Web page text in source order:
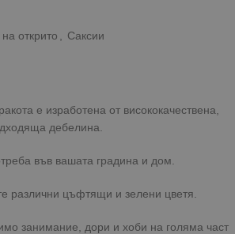
открито Саксии
е изработена от висококачествена,
дебелина.
във вашата градина и дом.
различни цъфтящи и зелени цветя.
занимание, дори и хоби на голяма част